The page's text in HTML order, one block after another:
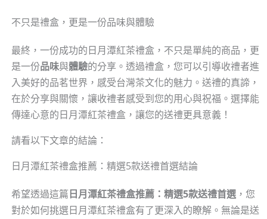
不只是禮盒，更是一份品味與體驗
最終，一份成功的日月潭紅茶禮盒，不只是單純的商品，更
是一份品味與體驗的分享。透過禮盒，您可以引導收禮者進
入美好的品茗世界，感受台灣茶文化的魅力。送禮的真諦，
在於分享與關懷，讓收禮者感受到您的用心與祝福。選擇能
傳達心意的日月潭紅茶禮盒，讓您的送禮更具意義！
請看以下文章的結論：
日月潭紅茶禮盒推薦：精選5款送禮首選結論
希望透過這篇日月潭紅茶禮盒推薦：精選5款送禮首選，您
對於如何挑選日月潭紅茶禮盒有了更深入的瞭解。無論是送